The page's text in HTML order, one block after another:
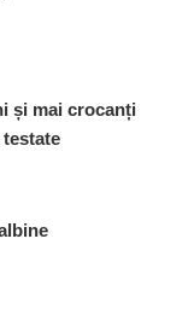
și mai crocanți